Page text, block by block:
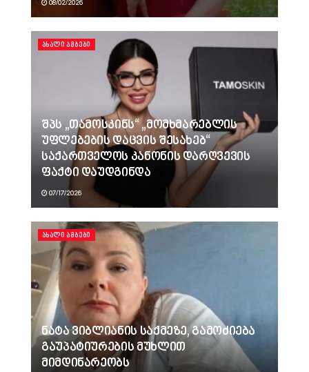
08/02/2026
ᲐᲮᲐᲚᲘ ᲐᲛᲑᲔᲑᲘ
შპს „თამოსკინს“ „მომხმარებლის
უფლებების დაცვის შესახებ“
საქართველოს კანონის დარღვევის
ფაქტი დაუდგინდა
07/17/2026
ᲐᲮᲐᲚᲘ ᲐᲛᲑᲔᲑᲘ
ნატა ვიბლიანის საქმეზე, გამოძიება
გაუპატიურების მუხლით
მიმდინარეობს